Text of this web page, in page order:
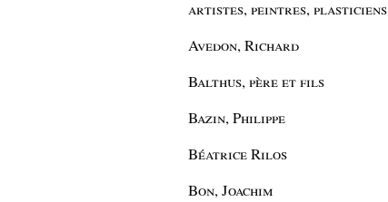
artistes, peintres, plasticiens
Avedon, Richard
Balthus, père et fils
Bazin, Philippe
Béatrice Rilos
Bon, Joachim